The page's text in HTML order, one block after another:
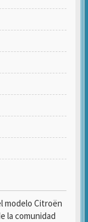
modelo Citroën
la comunidad